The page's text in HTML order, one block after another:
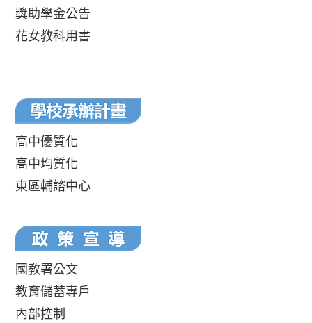
獎助學金公告
花女教科用書
高中優質化
高中均質化
東區輔諮中心
國教署公文
教育儲蓄專戶
內部控制